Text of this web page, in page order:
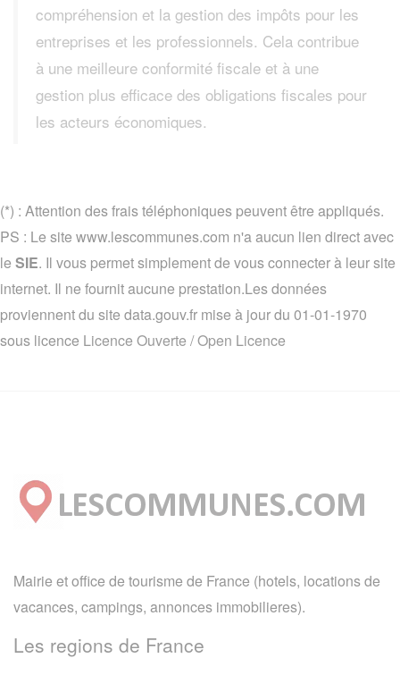
compréhension et la gestion des impôts pour les
entreprises et les professionnels. Cela contribue
à une meilleure conformité fiscale et à une
gestion plus efficace des obligations fiscales pour
les acteurs économiques.
(*) : Attention des frais téléphoniques peuvent être appliqués.
PS : Le site www.lescommunes.com n'a aucun lien direct avec
le SIE. Il vous permet simplement de vous connecter à leur site
internet. Il ne fournit aucune prestation.Les données
proviennent du site data.gouv.fr mise à jour du 01-01-1970
sous licence Licence Ouverte / Open Licence
Mairie et office de tourisme de France (hotels, locations de
vacances, campings, annonces immobilieres).
Les regions de France